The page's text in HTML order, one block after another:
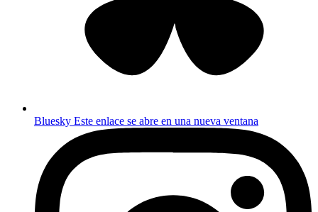
Bluesky Este enlace se abre en una nueva ventana